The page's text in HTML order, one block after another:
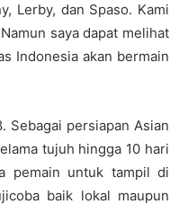
Lerby, dan Spaso. Kami
saya dapat melihat
Indonesia akan bermain
Sebagai persiapan Asian
tujuh hingga 10 hari
pemain untuk tampil di
baik lokal maupun